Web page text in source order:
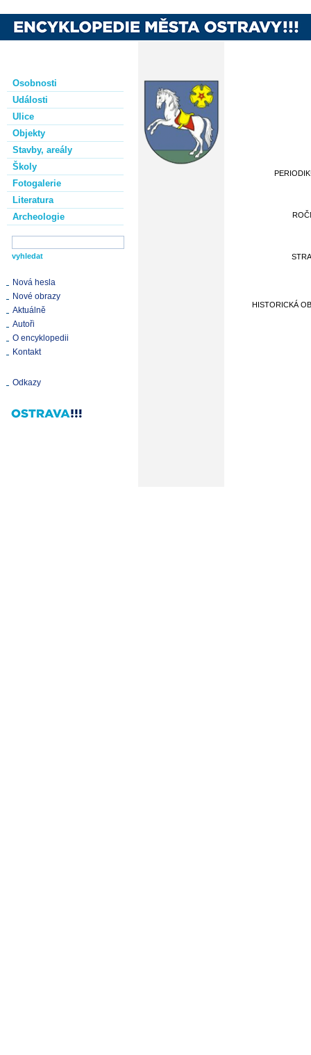
Osobnosti
Události
Ulice
Objekty
Stavby, areály
Školy
Fotogalerie
Literatura
Archeologie
Nová hesla
Nové obrazy
Aktuálně
Autoři
O encyklopedii
Kontakt
Odkazy
HISTORICKÁ